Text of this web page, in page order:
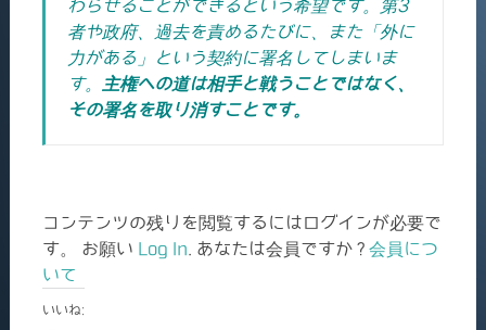
わらせることができるという希望です。第3
者や政府、過去を責めるたびに、また「外に
力がある」という契約に署名してしまいま
す。
主権への道は相手と戦うことではなく、
その署名を取り消すことです。
コンテンツの残りを閲覧するにはログインが必要で
す。 お願い Log In . あなたは会員ですか ? 会員につ
いて
いいね: